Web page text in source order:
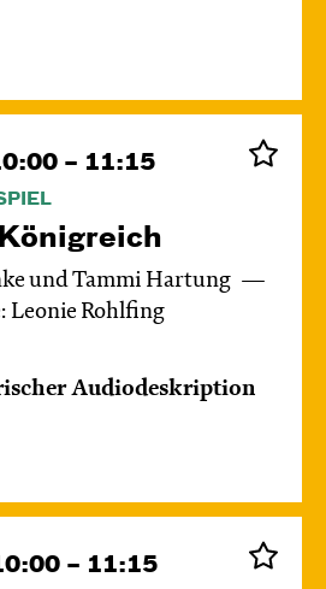
– 11:15
und Tammi Hartung
Leonie Rohlfing
Audiodeskription
– 11:15